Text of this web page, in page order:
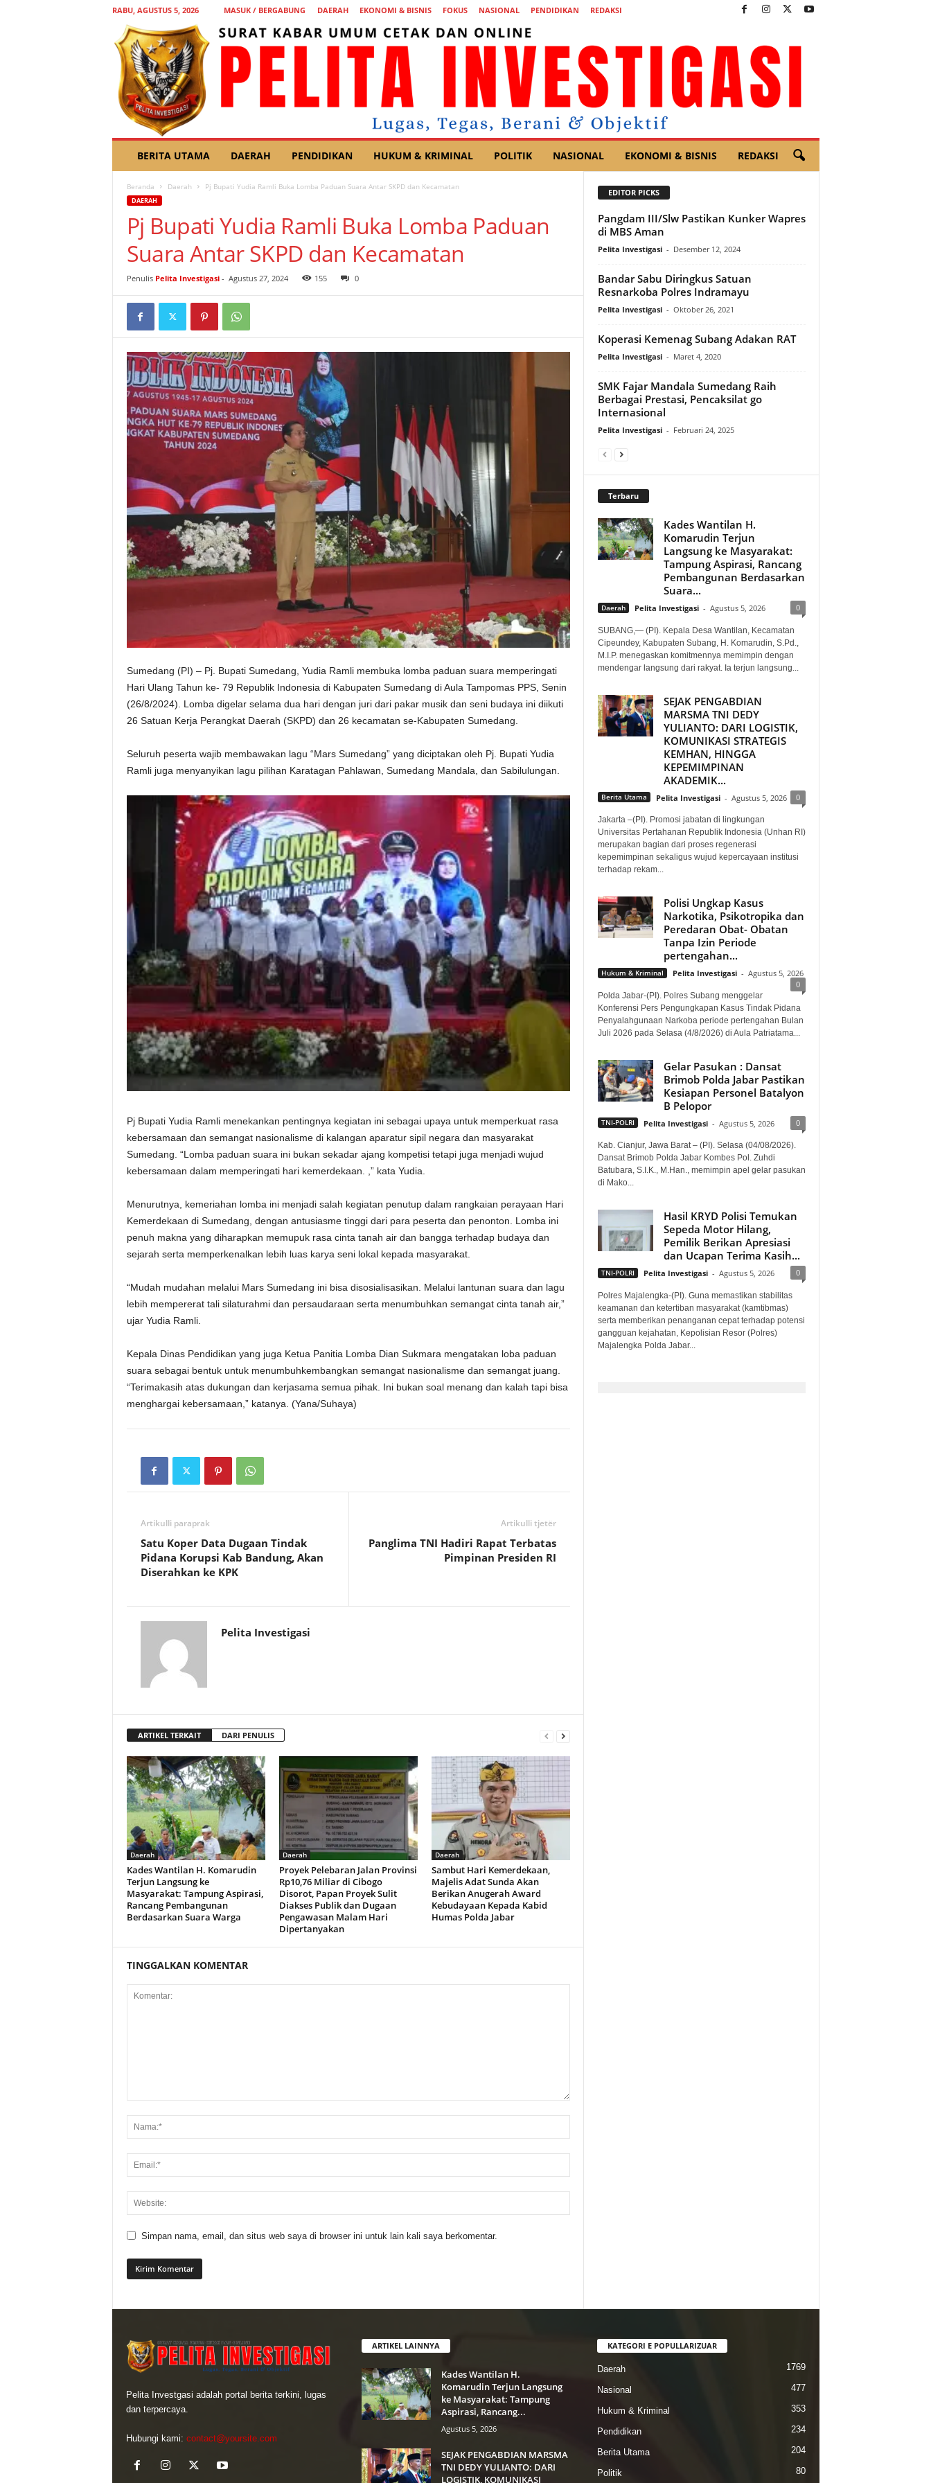
RABU, AGUSTUS 5, 2026 MASUK / BERGABUNG DAERAH EKONOMI & BISNIS FOKUS NASIONAL PENDIDIKAN REDAKSI
L
BERITA UTAMA DAERAH PENDIDIKAN HUKUM & KRIMINAL POLITIK NASIONAL EKONOMI & BISNIS REDAKSI
Beranda Daerah Pj Bupati Yudia Ramli Buka Lomba Paduan Suara Antar SKPD dan Kecamatan
DAERAH
Pj Bupati Yudia Ramli Buka Lomba Paduan
Suara Antar SKPD dan Kecamatan
Penulis Pelita Investigasi- Agustus 27, 2024 155 0
Sumedang (PI) – Pj. Bupati Sumedang, Yudia Ramli membuka lomba paduan suara memperingati
Hari Ulang Tahun ke- 79 Republik Indonesia di Kabupaten Sumedang di Aula Tampomas PPS, Senin
(26/8/2024). Lomba digelar selama dua hari dengan juri dari pakar musik dan seni budaya ini diikuti
26 Satuan Kerja Perangkat Daerah (SKPD) dan 26 kecamatan se-Kabupaten Sumedang.
Seluruh peserta wajib membawakan lagu “Mars Sumedang” yang diciptakan oleh Pj. Bupati Yudia
Ramli juga menyanyikan lagu pilihan Karatagan Pahlawan, Sumedang Mandala, dan Sabilulungan.
Pj Bupati Yudia Ramli menekankan pentingnya kegiatan ini sebagai upaya untuk memperkuat rasa
kebersamaan dan semangat nasionalisme di kalangan aparatur sipil negara dan masyarakat
Sumedang. “Lomba paduan suara ini bukan sekadar ajang kompetisi tetapi juga menjadi wujud
kebersamaan dalam memperingati hari kemerdekaan. ,” kata Yudia.
Menurutnya, kemeriahan lomba ini menjadi salah kegiatan penutup dalam rangkaian perayaan Hari
Kemerdekaan di Sumedang, dengan antusiasme tinggi dari para peserta dan penonton. Lomba ini
penuh makna yang diharapkan memupuk rasa cinta tanah air dan bangga terhadap budaya dan
sejarah serta memperkenalkan lebih luas karya seni lokal kepada masyarakat.
“Mudah mudahan melalui Mars Sumedang ini bisa disosialisasikan. Melalui lantunan suara dan lagu
lebih mempererat tali silaturahmi dan persaudaraan serta menumbuhkan semangat cinta tanah air,”
ujar Yudia Ramli.
Kepala Dinas Pendidikan yang juga Ketua Panitia Lomba Dian Sukmara mengatakan loba paduan
suara sebagai bentuk untuk menumbuhkembangkan semangat nasionalisme dan semangat juang.
“Terimakasih atas dukungan dan kerjasama semua pihak. Ini bukan soal menang dan kalah tapi bisa
menghargai kebersamaan,” katanya. (Yana/Suhaya)
Artikulli paraprak
Satu Koper Data Dugaan Tindak
Pidana Korupsi Kab Bandung, Akan
Diserahkan ke KPK
Artikulli tjetër
Panglima TNI Hadiri Rapat Terbatas
Pimpinan Presiden RI
Pelita Investigasi
ARTIKEL TERKAIT DARI PENULIS
Daerah
Kades Wantilan H. Komarudin
Terjun Langsung ke
Masyarakat: Tampung Aspirasi,
Rancang Pembangunan
Berdasarkan Suara Warga
Daerah
Proyek Pelebaran Jalan Provinsi
Rp10,76 Miliar di Cibogo
Disorot, Papan Proyek Sulit
Diakses Publik dan Dugaan
Pengawasan Malam Hari
Dipertanyakan
Daerah
Sambut Hari Kemerdekaan,
Majelis Adat Sunda Akan
Berikan Anugerah Award
Kebudayaan Kepada Kabid
Humas Polda Jabar
TINGGALKAN KOMENTAR
Simpan nama, email, dan situs web saya di browser ini untuk lain kali saya berkomentar.
EDITOR PICKS
Pangdam III/Slw Pastikan Kunker Wapres
di MBS Aman
Pelita Investigasi - Desember 12, 2024
Bandar Sabu Diringkus Satuan
Resnarkoba Polres Indramayu
Pelita Investigasi - Oktober 26, 2021
Koperasi Kemenag Subang Adakan RAT
Pelita Investigasi - Maret 4, 2020
SMK Fajar Mandala Sumedang Raih
Berbagai Prestasi, Pencaksilat go
Internasional
Pelita Investigasi - Februari 24, 2025
Terbaru
Kades Wantilan H.
Komarudin Terjun
Langsung ke Masyarakat:
Tampung Aspirasi, Rancang
Pembangunan Berdasarkan
Suara...
Daerah Pelita Investigasi - Agustus 5, 2026 0
SUBANG,— (PI). Kepala Desa Wantilan, Kecamatan
Cipeundey, Kabupaten Subang, H. Komarudin, S.Pd.,
M.I.P. menegaskan komitmennya memimpin dengan
mendengar langsung dari rakyat. Ia terjun langsung...
SEJAK PENGABDIAN
MARSMA TNI DEDY
YULIANTO: DARI LOGISTIK,
KOMUNIKASI STRATEGIS
KEMHAN, HINGGA
KEPEMIMPINAN
AKADEMIK...
Berita Utama Pelita Investigasi - Agustus 5, 2026 0
Jakarta –(PI). Promosi jabatan di lingkungan
Universitas Pertahanan Republik Indonesia (Unhan RI)
merupakan bagian dari proses regenerasi
kepemimpinan sekaligus wujud kepercayaan institusi
terhadap rekam...
Polisi Ungkap Kasus
Narkotika, Psikotropika dan
Peredaran Obat- Obatan
Tanpa Izin Periode
pertengahan...
Hukum & Kriminal Pelita Investigasi - Agustus 5, 2026
0
Polda Jabar-(PI). Polres Subang menggelar
Konferensi Pers Pengungkapan Kasus Tindak Pidana
Penyalahgunaan Narkoba periode pertengahan Bulan
Juli 2026 pada Selasa (4/8/2026) di Aula Patriatama...
Gelar Pasukan : Dansat
Brimob Polda Jabar Pastikan
Kesiapan Personel Batalyon
B Pelopor
TNI-POLRI Pelita Investigasi - Agustus 5, 2026 0
Kab. Cianjur, Jawa Barat – (PI). Selasa (04/08/2026).
Dansat Brimob Polda Jabar Kombes Pol. Zuhdi
Batubara, S.I.K., M.Han., memimpin apel gelar pasukan
di Mako...
Hasil KRYD Polisi Temukan
Sepeda Motor Hilang,
Pemilik Berikan Apresiasi
dan Ucapan Terima Kasih...
TNI-POLRI Pelita Investigasi - Agustus 5, 2026 0
Polres Majalengka-(PI). Guna memastikan stabilitas
keamanan dan ketertiban masyarakat (kamtibmas)
serta memberikan penanganan cepat terhadap potensi
gangguan kejahatan, Kepolisian Resor (Polres)
Majalengka Polda Jabar...
Pelita Investgasi adalah portal berita terkini, lugas
dan terpercaya.
Hubungi kami: contact@yoursite.com
ARTIKEL LAINNYA
Kades Wantilan H.
Komarudin Terjun Langsung
ke Masyarakat: Tampung
Aspirasi, Rancang...
Agustus 5, 2026
SEJAK PENGABDIAN MARSMA
TNI DEDY YULIANTO: DARI
LOGISTIK, KOMUNIKASI
KATEGORI E POPULLARIZUAR
Daerah 1769
Nasional 477
Hukum & Kriminal 353
Pendidikan 234
Berita Utama 204
Politik 80